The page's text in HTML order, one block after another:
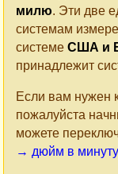
милю. Эти две
системам
системе США и
принадлежит
Если вам нужен
пожалуйста
можете
→ дюйм в минуту